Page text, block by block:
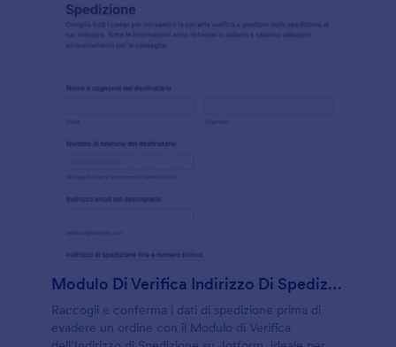
Modulo Di Verifica Indirizzo Di Spedizione
Raccogli e conferma i dati di spedizione prima di
evadere un ordine con il Modulo di Verifica